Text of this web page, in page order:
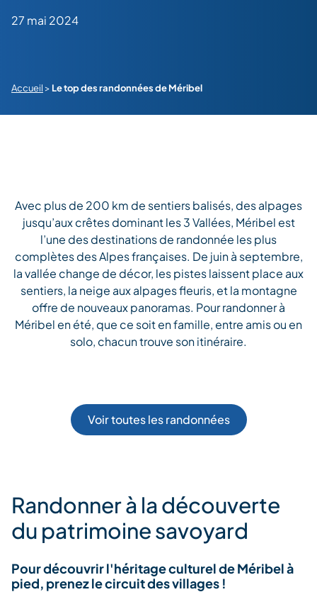
27 mai 2024
Accueil > Le top des randonnées de Méribel
Avec plus de 200 km de sentiers balisés, des alpages
jusqu’aux crêtes dominant les 3 Vallées, Méribel est
l’une des destinations de randonnée les plus
complètes des Alpes françaises. De juin à septembre,
la vallée change de décor, les pistes laissent place aux
sentiers, la neige aux alpages fleuris, et la montagne
offre de nouveaux panoramas. Pour randonner à
Méribel en été, que ce soit en famille, entre amis ou en
solo, chacun trouve son itinéraire.
Voir toutes les randonnées
Randonner à la découverte
du patrimoine savoyard
Pour découvrir l'héritage culturel de Méribel à
pied, prenez le circuit des villages !